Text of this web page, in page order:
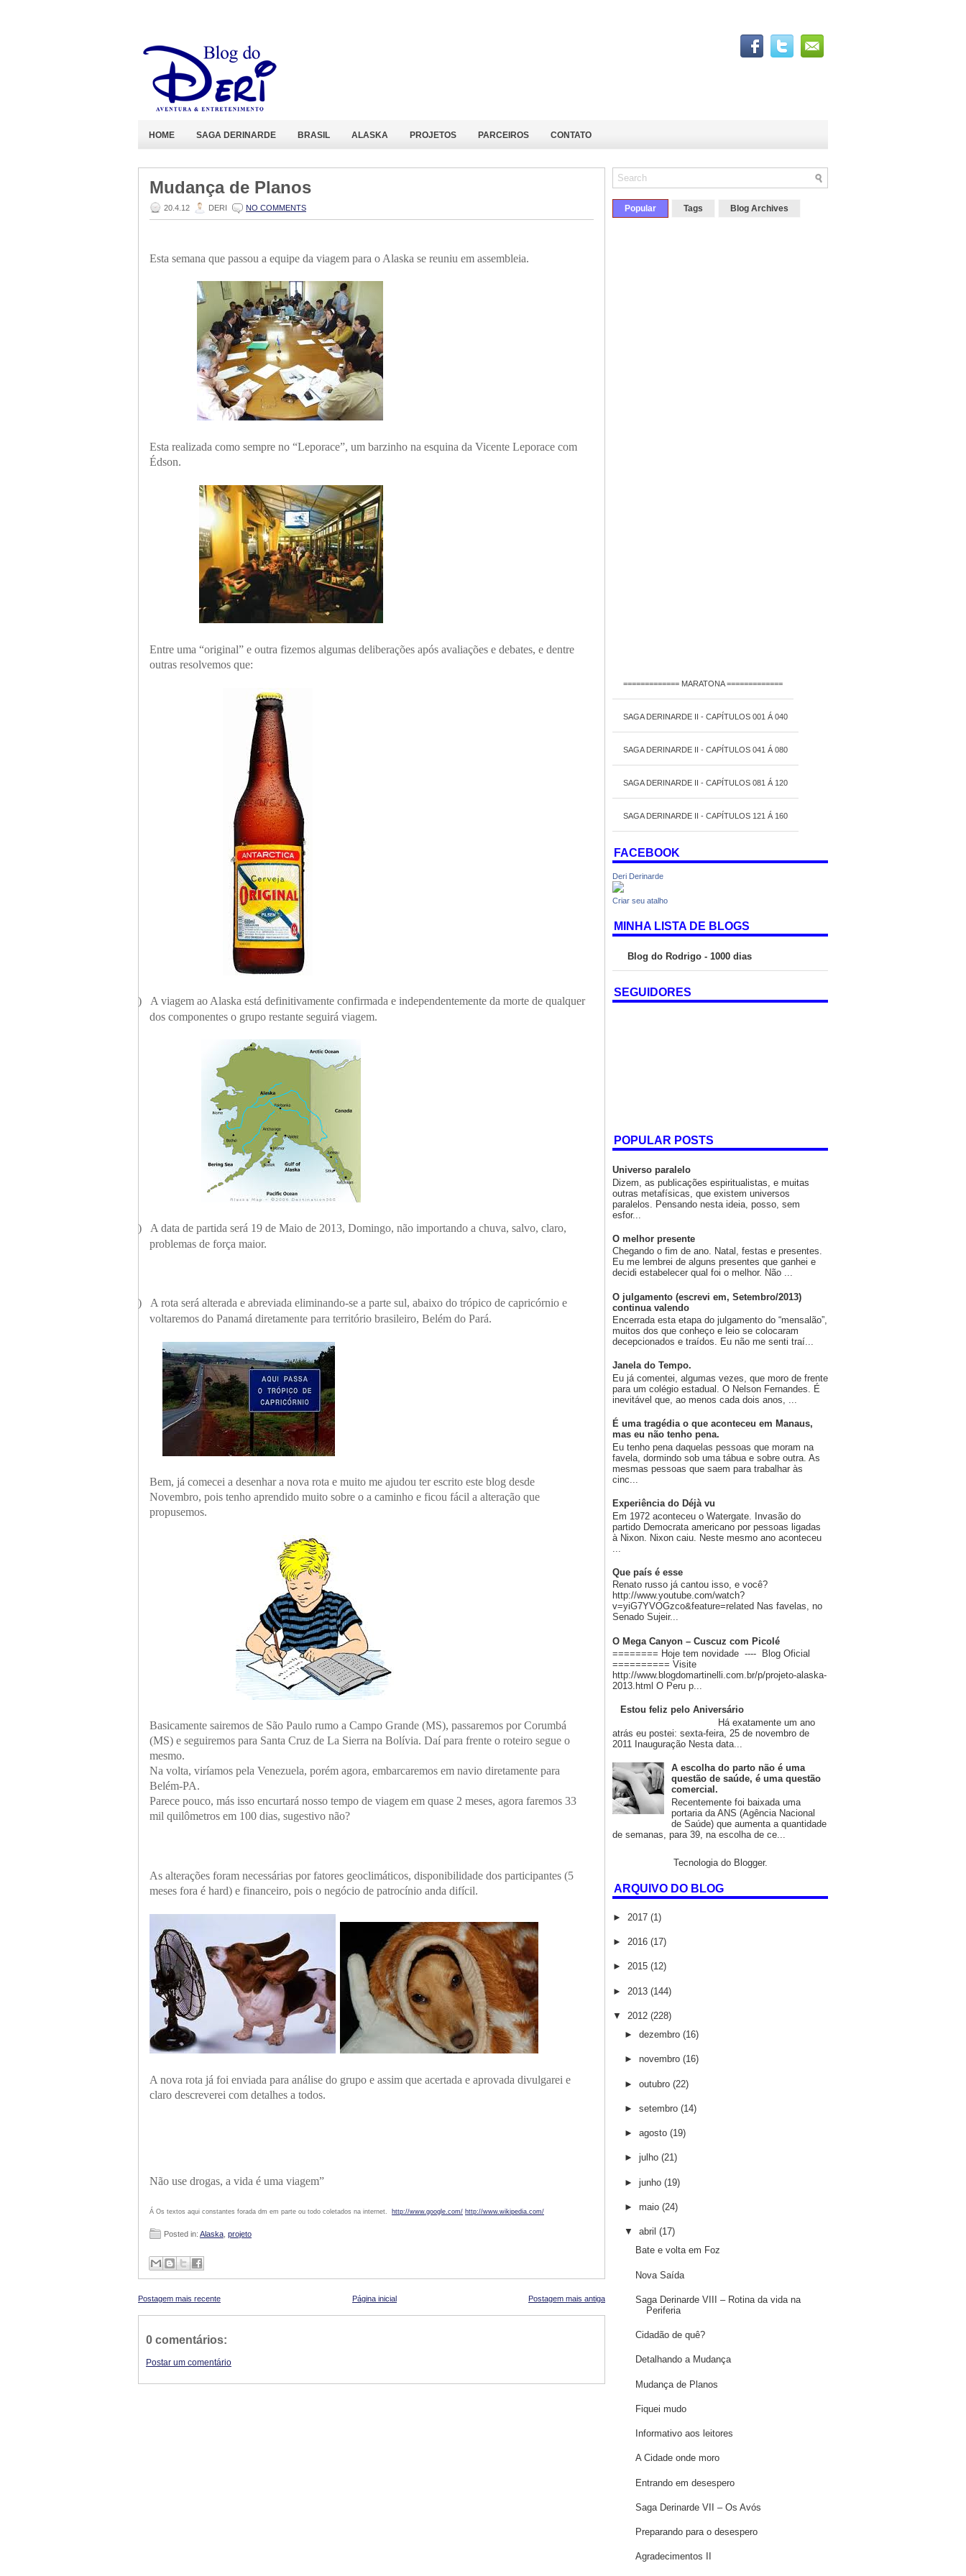
HOME SAGA DERINARDE BRASIL ALASKA PROJETOS PARCEIROS CONTATO
Mudança de Planos
20.4.12 DERI NO COMMENTS
Esta semana que passou a equipe da viagem para o Alaska se reuniu em assembleia.
Esta realizada como sempre no “Leporace”, um barzinho na esquina da Vicente Leporace com
Édson.
Entre uma “original” e outra fizemos algumas deliberações após avaliações e debates, e dentre
outras resolvemos que:
1)
A viagem ao Alaska está definitivamente confirmada e independentemente da morte de qualquer
dos componentes o grupo restante seguirá viagem.
2)
A data de partida será 19 de Maio de 2013, Domingo, não importando a chuva, salvo, claro,
problemas de força maior.
3)
A rota será alterada e abreviada eliminando-se a parte sul, abaixo do trópico de capricórnio e
voltaremos do Panamá diretamente para território brasileiro, Belém do Pará.
Bem, já comecei a desenhar a nova rota e muito me ajudou ter escrito este blog desde
Novembro, pois tenho aprendido muito sobre o a caminho e ficou fácil a alteração que
propusemos.
Basicamente sairemos de São Paulo rumo a Campo Grande (MS), passaremos por Corumbá
(MS) e seguiremos para Santa Cruz de La Sierra na Bolívia. Daí para frente o roteiro segue o
mesmo.
Na volta, viríamos pela Venezuela, porém agora, embarcaremos em navio diretamente para
Belém-PA.
Parece pouco, más isso encurtará nosso tempo de viagem em quase 2 meses, agora faremos 33
mil quilômetros em 100 dias, sugestivo não?
As alterações foram necessárias por fatores geoclimáticos, disponibilidade dos participantes (5
meses fora é hard) e financeiro, pois o negócio de patrocínio anda difícil.
A nova rota já foi enviada para análise do grupo e assim que acertada e aprovada divulgarei e
claro descreverei com detalhes a todos.
Não use drogas, a vida é uma viagem”
Á Os textos aqui constantes forada dm em parte ou todo coletados na internet. http://www.google.com/ http://www.wikipedia.com/
Posted in: Alaska projeto
Postagem mais recente Postagem mais antiga
Página inicial
0 comentários:
Postar um comentário
Popular Tags Blog Archives
============= MARATONA =============
SAGA DERINARDE II - CAPÍTULOS 001 Á 040
SAGA DERINARDE II - CAPÍTULOS 041 Á 080
SAGA DERINARDE II - CAPÍTULOS 081 Á 120
SAGA DERINARDE II - CAPÍTULOS 121 Á 160
FACEBOOK
Deri Derinarde
Criar seu atalho
MINHA LISTA DE BLOGS
Blog do Rodrigo - 1000 dias
SEGUIDORES
POPULAR POSTS
Universo paralelo
Dizem, as publicações espiritualistas, e muitas
outras metafísicas, que existem universos
paralelos. Pensando nesta ideia, posso, sem
esfor...
O melhor presente
Chegando o fim de ano. Natal, festas e presentes.
Eu me lembrei de alguns presentes que ganhei e
decidi estabelecer qual foi o melhor. Não ...
O julgamento (escrevi em, Setembro/2013)
continua valendo
Encerrada esta etapa do julgamento do “mensalão”,
muitos dos que conheço e leio se colocaram
decepcionados e traídos. Eu não me senti traí...
Janela do Tempo.
Eu já comentei, algumas vezes, que moro de frente
para um colégio estadual. O Nelson Fernandes. É
inevitável que, ao menos cada dois anos, ...
É uma tragédia o que aconteceu em Manaus,
mas eu não tenho pena.
Eu tenho pena daquelas pessoas que moram na
favela, dormindo sob uma tábua e sobre outra. As
mesmas pessoas que saem para trabalhar às
cinc...
Experiência do Déjà vu
Em 1972 aconteceu o Watergate. Invasão do
partido Democrata americano por pessoas ligadas
à Nixon. Nixon caiu. Neste mesmo ano aconteceu
Que país é esse
Renato russo já cantou isso, e você?
http://www.youtube.com/watch?
v=yiG7YVOGzco&feature=related Nas favelas, no
Senado Sujeir...
O Mega Canyon – Cuscuz com Picolé
======== Hoje tem novidade ---- Blog Oficial
========== Visite
http://www.blogdomartinelli.com.br/p/projeto-alaska-
2013.html O Peru p...
Estou feliz pelo Aniversário
Há exatamente um ano
atrás eu postei: sexta-feira, 25 de novembro de
2011 Inauguração Nesta data...
A escolha do parto não é uma
questão de saúde, é uma questão
comercial.
Recentemente foi baixada uma
portaria da ANS (Agência Nacional
de Saúde) que aumenta a quantidade
de semanas, para 39, na escolha de ce...
Tecnologia do Blogger.
ARQUIVO DO BLOG
► 2017 (1)
► 2016 (17)
► 2015 (12)
► 2013 (144)
▼ 2012 (228)
► dezembro (16)
► novembro (16)
► outubro (22)
► setembro (14)
► agosto (19)
► julho (21)
► junho (19)
► maio (24)
▼ abril (17)
Bate e volta em Foz
Nova Saída
Saga Derinarde VIII – Rotina da vida na
Periferia
Cidadão de quê?
Detalhando a Mudança
Mudança de Planos
Fiquei mudo
Informativo aos leitores
A Cidade onde moro
Entrando em desespero
Saga Derinarde VII – Os Avós
Preparando para o desespero
Agradecimentos II